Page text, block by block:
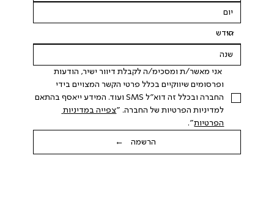
אני מאשר/ת ומסכימ/ה לקבלת דיוור ישיר, הודעות
החברה ובכלל זה דוא"ל SMS ועוד. המידע ייאסף בהתאם
למדיניות הפרטיות של החברה. "
צפייה במדיניות
הפרטיות".
הרשמה ←